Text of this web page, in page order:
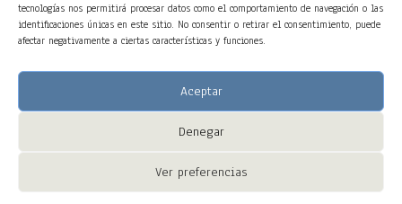
tecnologías nos permitirá procesar datos como el comportamiento de navegación o las
identificaciones únicas en este sitio. No consentir o retirar el consentimiento, puede
afectar negativamente a ciertas características y funciones.
Aceptar
Denegar
Ver preferencias